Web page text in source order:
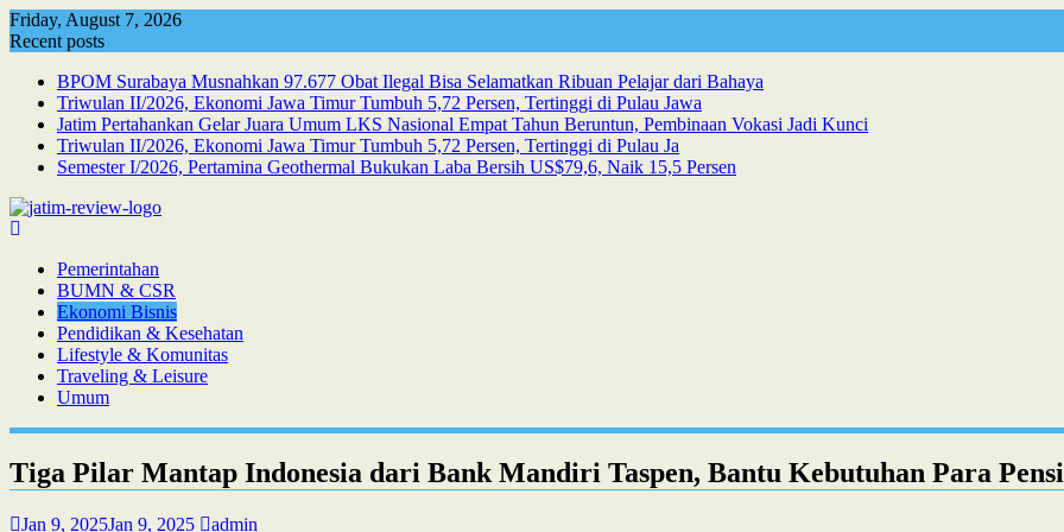
Skip
to
Friday, August 7, 2026
Recent posts
BPOM Surabaya Musnahkan 97.677 Obat Ilegal Bisa Selamatkan Ribuan Pelajar dari Bahaya
Triwulan II/2026, Ekonomi Jawa Timur Tumbuh 5,72 Persen, Tertinggi di Pulau Jawa
Jatim Pertahankan Gelar Juara Umum LKS Nasional Empat Tahun Beruntun, Pembinaan Vokasi Jadi Kunci
Triwulan II/2026, Ekonomi Jawa Timur Tumbuh 5,72 Persen, Tertinggi di Pulau Ja
Semester I/2026, Pertamina Geothermal Bukukan Laba Bersih US$79,6, Naik 15,5 Persen
Pemerintahan
BUMN & CSR
Ekonomi Bisnis
Pendidikan & Kesehatan
Lifestyle & Komunitas
Traveling & Leisure
Umum
Tiga Pilar Mantap Indonesia dari Bank Mandiri Taspen, Bantu Kebutuhan Para
Jan 9, 2025Jan 9, 2025 admin